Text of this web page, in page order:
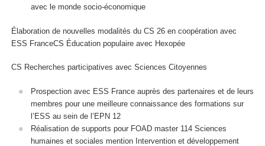
avec le monde socio-économique
Élaboration de nouvelles modalités du CS 26 en coopération avec
ESS FranceCS Éducation populaire avec Hexopée
CS Recherches participatives avec Sciences Citoyennes
Prospection avec ESS France auprès des partenaires et de leurs
membres pour une meilleure connaissance des formations sur
l’ESS au sein de l’EPN 12
Réalisation de supports pour FOAD master 114 Sciences
humaines et sociales mention Intervention et développement